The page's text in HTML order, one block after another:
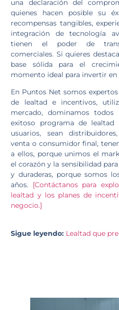
una declaración del
quienes hacen posible su
recompensas tangibles,
integración de tecnología
tienen el poder de
comerciales. Si quieres
base sólida para el
momento ideal para invertir
En Puntos Net somos
de lealtad e incentivos,
mercado, dominamos
exitoso programa de
usuarios, sean
venta o consumidor final,
a ellos, porque unimos el
el corazón y la sensibilidad
y duraderas, porque somos
años. [Contáctanos para
lealtad y los planes de
negocio.]
Sigue leyendo: Lealtad que